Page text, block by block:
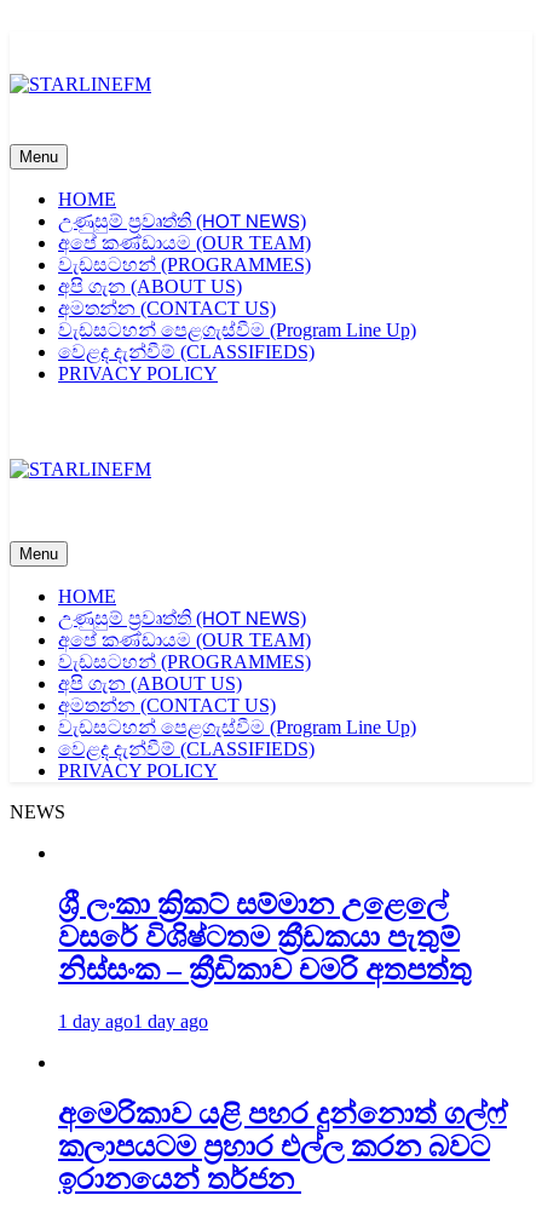
Menu
HOME
උණුසුම් ප්‍රවෘත්ති (𝖧𝖮𝖳 𝖭𝖤𝖶𝖲)
අපේ කණ්ඩායම (OUR TEAM)
වැඩසටහන් (PROGRAMMES)
අපි ගැන (ABOUT US)
අමතන්න (CONTACT US)
වැඩසටහන් පෙළගැස්වීම (Program Line Up)
වෙළද දැන්වීම් (CLASSIFIEDS)
PRIVACY POLICY
Menu
HOME
උණුසුම් ප්‍රවෘත්ති (𝖧𝖮𝖳 𝖭𝖤𝖶𝖲)
අපේ කණ්ඩායම (OUR TEAM)
වැඩසටහන් (PROGRAMMES)
අපි ගැන (ABOUT US)
අමතන්න (CONTACT US)
වැඩසටහන් පෙළගැස්වීම (Program Line Up)
වෙළද දැන්වීම් (CLASSIFIEDS)
PRIVACY POLICY
NEWS
ශ්‍රී ලංකා ක්‍රිකට් සම්මාන උළෙලේ
වසරේ විශිෂ්ටතම ක්‍රීඩකයා පැතුම්
නිස්සංක – ක්‍රීඩිකාව චමරි අතපත්තු
1 day ago1 day ago
අමෙරිකාව යළි පහර දුන්නොත් ගල්ෆ්
කලාපයටම ප්‍රහාර එල්ල කරන බවට
ඉරානයෙන් තර්ජන